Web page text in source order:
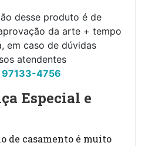
desse produto é de
da arte + tempo
em caso de dúvidas
atendentes
97133-4756
Especial e
de casamento é muito